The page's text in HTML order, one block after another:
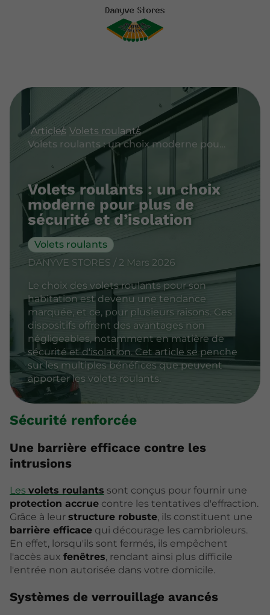
Articles Volets roulants
Volets roulants : un choix moderne pour plus de sécurité et d’isolation
Volets roulants : un choix
moderne pour plus de
sécurité et d’isolation
Volets roulants
DANYVE STORES / 2 Mars 2026
Le choix des volets roulants pour son
habitation est devenu une tendance
marquée, et ce, pour plusieurs raisons. Ces
dispositifs offrent des avantages non
négligeables, notamment en matière de
sécurité et d'isolation. Cet article se penche
sur les multiples bénéfices que peuvent
apporter les volets roulants.
Sécurité renforcée
Une barrière efficace contre les
intrusions
Les volets roulants sont conçus pour fournir une
protection accrue contre les tentatives d'effraction.
Grâce à leur structure robuste, ils constituent une
barrière efficace qui décourage les cambrioleurs.
En effet, lorsqu'ils sont fermés, ils empêchent
l'accès aux fenêtres, rendant ainsi plus difficile
l'entrée non autorisée dans votre domicile.
Systèmes de verrouillage avancés